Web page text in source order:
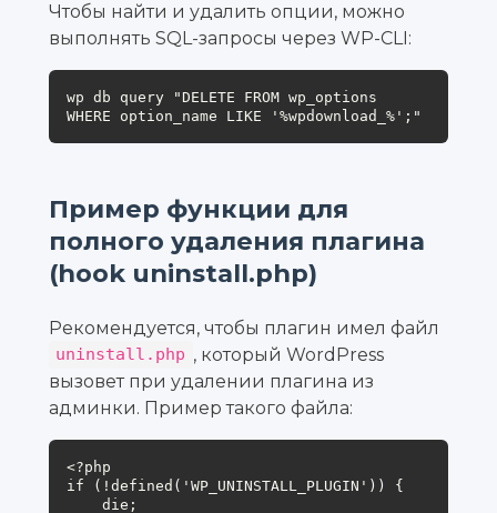
Чтобы найти и удалить опции, можно
выполнять SQL-запросы через WP-CLI:
wp db query "DELETE FROM wp_options
WHERE option_name LIKE '%wpdownload_%';"
Пример функции для
полного удаления плагина
(hook uninstall.php)
Рекомендуется, чтобы плагин имел файл
uninstall.php , который WordPress
вызовет при удалении плагина из
админки. Пример такого файла:
<?php
if (!defined('WP_UNINSTALL_PLUGIN')) {